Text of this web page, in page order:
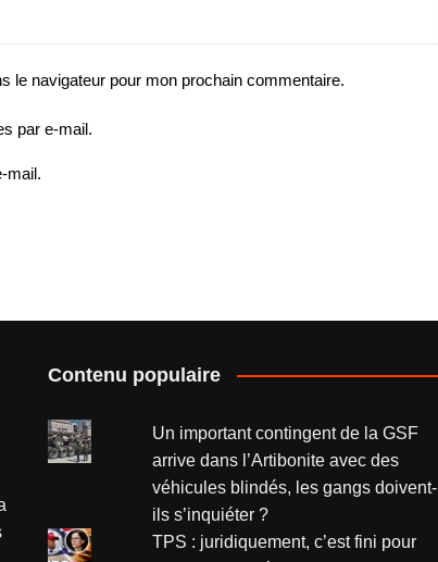
le navigateur pour mon prochain commentaire.
par e-mail.
mail.
Contenu populaire
Un important contingent de la GSF
arrive dans l’Artibonite avec des
véhicules blindés, les gangs doivent-
ils s’inquiéter ?
TPS : juridiquement, c’est fini pour